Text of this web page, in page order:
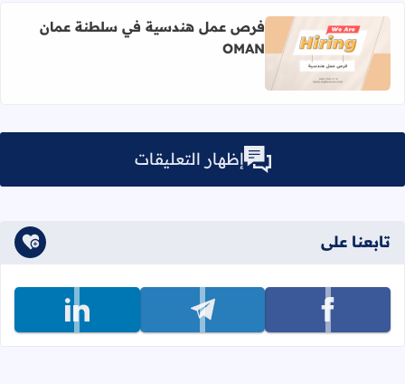
اقرأ المزيد عن فرص عمل هندسية في سلطنة عمان OMAN
فرص عمل هندسية في سلطنة عمان
OMAN
إظهار التعليقات
تابعنا على
تابعنا على facebook تابعنا على telegram تابعنا على linkedin